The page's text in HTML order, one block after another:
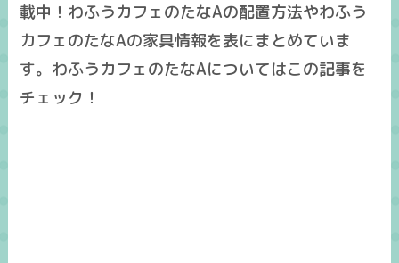
載中！わふうカフェのたなAの配置方法やわふう
カフェのたなAの家具情報を表にまとめていま
す。わふうカフェのたなAについてはこの記事を
チェック！